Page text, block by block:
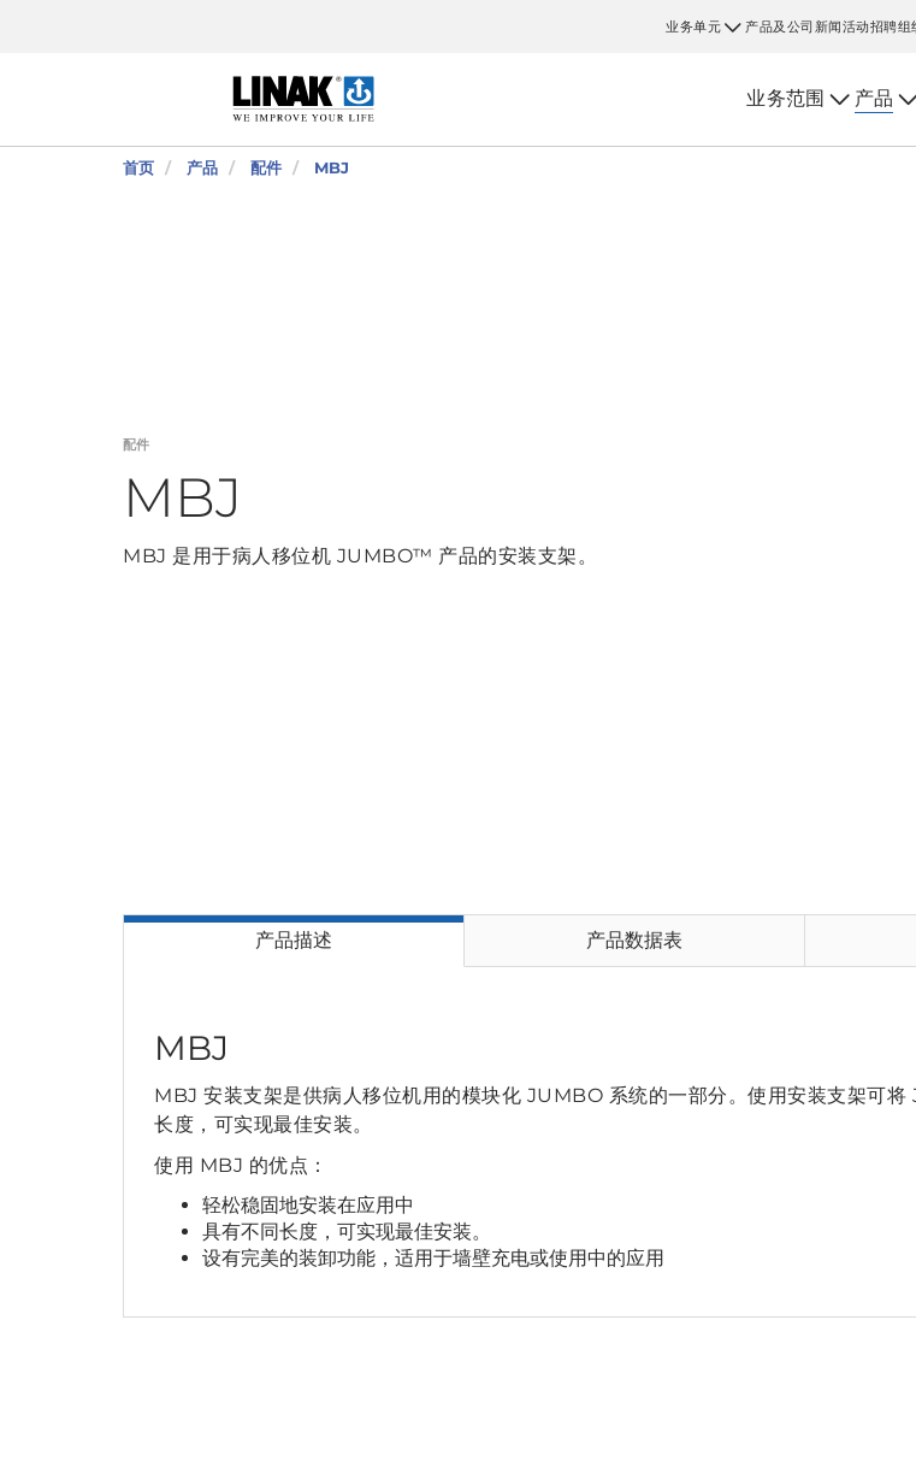
业务单元 产品及公司新闻活动招聘组
业务范围 产品
首页 产品 配件 MBJ
配件
MBJ
MBJ 是用于病人移位机 JUMBO™ 产品的安装支架。
产品描述 产品数据表
MBJ
MBJ 安装支架是供病人移位机用的模块化 JUMBO 系统的一部分。使用安装支架可
长度，可实现最佳安装。
使用 MBJ 的优点：
轻松稳固地安装在应用中
具有不同长度，可实现最佳安装。
设有完美的装卸功能，适用于墙壁充电或使用中的应用